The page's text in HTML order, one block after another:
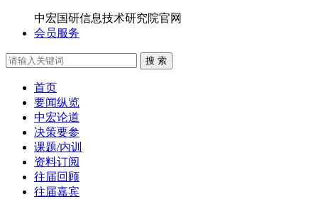
中宏国研信息技术研究院官网
会员服务
搜 索
首页
要闻纵览
中宏论道
决策要参
课题/内训
资料订阅
往届回顾
往届嘉宾